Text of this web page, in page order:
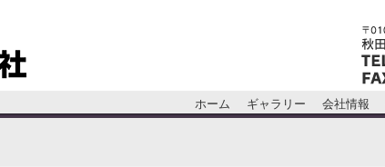
ホーム ギャラリー 会社情報